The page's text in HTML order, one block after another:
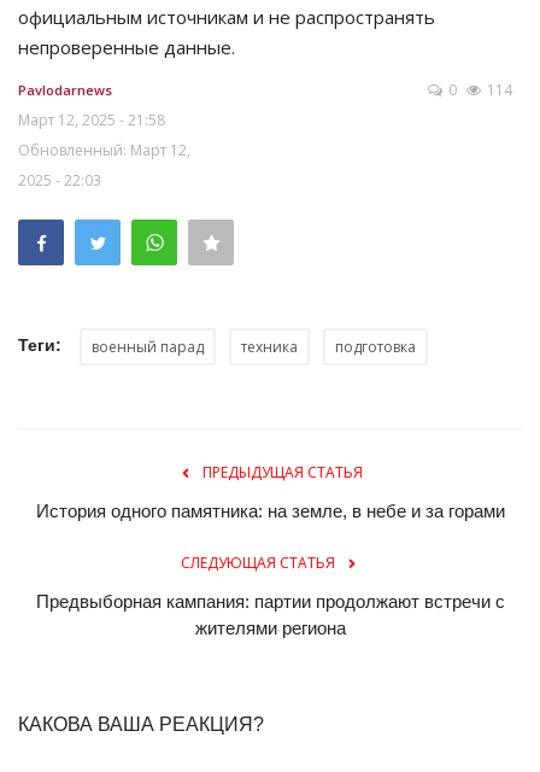
официальным источникам и не распространять
непроверенные данные.
Pavlodarnews
Март 12, 2025 - 21:58
Обновленный: Март 12,
2025 - 22:03
0 114
Теги: военный парад техника подготовка
ПРЕДЫДУЩАЯ СТАТЬЯ
История одного памятника: на земле, в небе и за горами
СЛЕДУЮЩАЯ СТАТЬЯ
Предвыборная кампания: партии продолжают встречи с
жителями региона
КАКОВА ВАША РЕАКЦИЯ?